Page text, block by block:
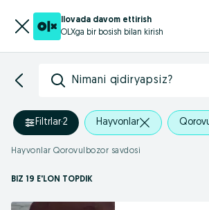
Ilovada davom ettirish
OLXga bir bosish bilan kirish
Nimani qidiryapsiz?
Filtrlar·2 Hayvonlar
Hayvonlar Qorovulbozor savdosi
BIZ 19 E'LON TOPDIK